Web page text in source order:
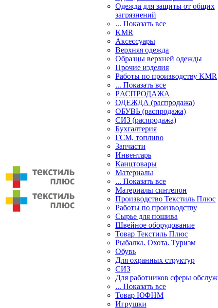
Одежда для защиты от общих
загрязнений
... Показать все
KMR
Аксессуары
Верхняя одежда
Образцы верхней одежды
Прочие изделия
Работы по производству KMR
... Показать все
PАСПРОДАЖА
ОДЕЖДА (распродажа)
ОБУВЬ (распродажа)
СИЗ (распродажа)
Бухгалтерия
ГСМ, топливо
Запчасти
Инвентарь
Канцтовары
Материалы
... Показать все
Материалы синтепон
Производство Текстиль Плюс
Работы по производству
Сырье для пошива
Швейное оборудование
Товар Текстиль Плюс
Рыбалка. Охота. Туризм
Обувь
Для охранных структур
СИЗ
Для работников сферы
... Показать все
Товар ЮФНМ
Игрушки